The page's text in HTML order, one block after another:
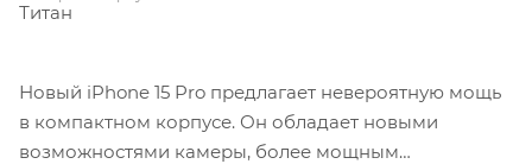
Титан
Новый iPhone 15 Pro предлагает невероятную мощь
в компактном корпусе. Он обладает новыми
возможностями камеры, более мощным